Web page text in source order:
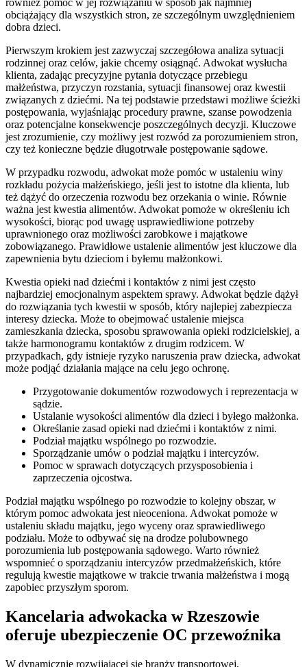
obciążający dla wszystkich stron, ze szczególnym uwzględnieniem
dobra dzieci.
Pierwszym krokiem jest zazwyczaj szczegółowa analiza sytuacji
rodzinnej oraz celów, jakie chcemy osiągnąć. Adwokat wysłucha
klienta, zadając precyzyjne pytania dotyczące przebiegu
małżeństwa, przyczyn rozstania, sytuacji finansowej oraz kwestii
związanych z dziećmi. Na tej podstawie przedstawi możliwe ścieżki
postępowania, wyjaśniając procedury prawne, szanse powodzenia
oraz potencjalne konsekwencje poszczególnych decyzji. Kluczowe
jest zrozumienie, czy możliwy jest rozwód za porozumieniem stron,
czy też konieczne będzie długotrwałe postępowanie sądowe.
W przypadku rozwodu, adwokat może pomóc w ustaleniu winy
rozkładu pożycia małżeńskiego, jeśli jest to istotne dla klienta, lub
też dążyć do orzeczenia rozwodu bez orzekania o winie. Równie
ważna jest kwestia alimentów. Adwokat pomoże w określeniu ich
wysokości, biorąc pod uwagę usprawiedliwione potrzeby
uprawnionego oraz możliwości zarobkowe i majątkowe
zobowiązanego. Prawidłowe ustalenie alimentów jest kluczowe dla
zapewnienia bytu dzieciom i byłemu małżonkowi.
Kwestia opieki nad dziećmi i kontaktów z nimi jest często
najbardziej emocjonalnym aspektem sprawy. Adwokat będzie dążył
do rozwiązania tych kwestii w sposób, który najlepiej zabezpiecza
interesy dziecka. Może to obejmować ustalenie miejsca
zamieszkania dziecka, sposobu sprawowania opieki rodzicielskiej, a
także harmonogramu kontaktów z drugim rodzicem. W
przypadkach, gdy istnieje ryzyko naruszenia praw dziecka, adwokat
może podjąć działania mające na celu jego ochronę.
Przygotowanie dokumentów rozwodowych i reprezentacja w
sądzie.
Ustalanie wysokości alimentów dla dzieci i byłego małżonka.
Określanie zasad opieki nad dziećmi i kontaktów z nimi.
Podział majątku wspólnego po rozwodzie.
Sporządzanie umów o podział majątku i intercyzów.
Pomoc w sprawach dotyczących przysposobienia i
zaprzeczenia ojcostwa.
Podział majątku wspólnego po rozwodzie to kolejny obszar, w
którym pomoc adwokata jest nieoceniona. Adwokat pomoże w
ustaleniu składu majątku, jego wyceny oraz sprawiedliwego
podziału. Może to odbywać się na drodze polubownego
porozumienia lub postępowania sądowego. Warto również
wspomnieć o sporządzaniu intercyzów przedmałżeńskich, które
regulują kwestie majątkowe w trakcie trwania małżeństwa i mogą
zapobiec przyszłym sporom.
Kancelaria adwokacka w Rzeszowie
oferuje ubezpieczenie OC przewoźnika
W dynamicznie rozwijającej się branży transportowej,